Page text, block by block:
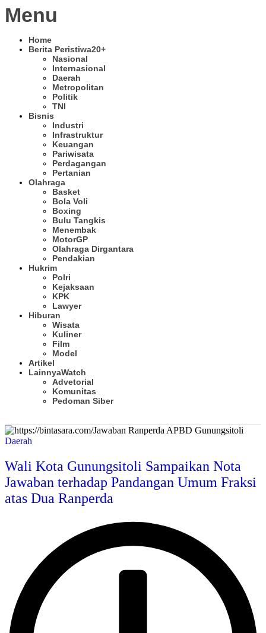
Menu
Home
Berita Peristiwa20+
Nasional
Internasional
Daerah
Metropolitan
Politik
TNI
Bisnis
Industri
Infrastruktur
Keuangan
Pariwisata
Perdagangan
Pertanian
Olahraga
Basket
Bola Voli
Boxing
Bulu Tangkis
Menembak
MotorGP
Olahraga Dirgantara
Pendakian
Hukrim
Polri
Kejaksaan
KPK
Lawyer
Hiburan
Wisata
Kuliner
Film
Model
Artikel
LainnyaWatch
Advetorial
Komunitas
Pedoman Siber
Daerah
Wali Kota Gunungsitoli Sampaikan Nota
Jawaban terhadap Pandangan Umum Fraksi
atas Dua Ranperda